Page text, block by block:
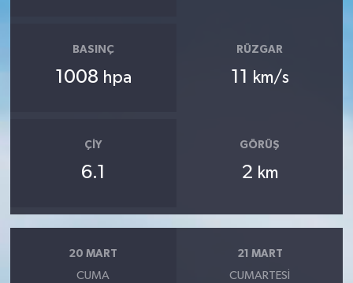
BASINÇ
1008 hpa
RÜZGAR
11 km/s
ÇIY
6.1
GÖRÜŞ
2 km
20 MART
CUMA
21 MART
CUMARTESI